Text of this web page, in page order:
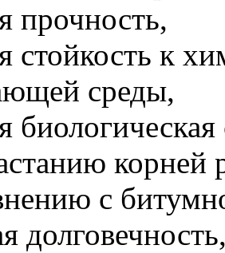
прочность,
стойкость к
среды,
корней
с